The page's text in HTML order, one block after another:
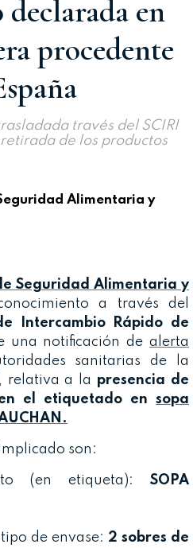
declarada en
procedente
través del SCIRI
de los productos
Alimentaria y
Seguridad Alimentaria y
a través del
Intercambio Rápido de
una notificación dealerta
sanitarias de la
relativa a la presencia de
el etiquetado en sopa
son:
(en etiqueta): SOPA
de envase: 2 sobres de